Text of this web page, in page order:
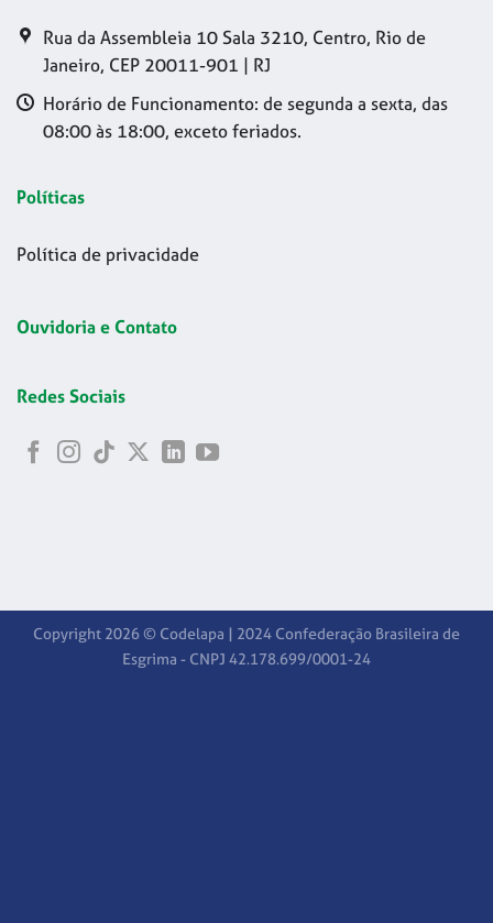
Rua da Assembleia 10 Sala 3210, Centro, Rio de
Janeiro, CEP 20011-901 | RJ
Horário de Funcionamento: de segunda a sexta, das
08:00 às 18:00, exceto feriados.
Políticas
Política de privacidade
Ouvidoria e Contato
Redes Sociais
Copyright 2026 © Codelapa | 2024 Confederação Brasileira de
Esgrima - CNPJ 42.178.699/0001-24